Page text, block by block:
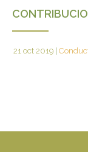
21 oct 2019